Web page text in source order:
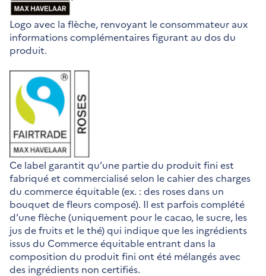
Logo avec la flèche, renvoyant le consommateur aux
informations complémentaires figurant au dos du
produit.
Ce label garantit qu’une partie du produit fini est
fabriqué et commercialisé selon le cahier des charges
du commerce équitable (ex. : des roses dans un
bouquet de fleurs composé). Il est parfois complété
d’une flèche (uniquement pour le cacao, le sucre, les
jus de fruits et le thé) qui indique que les ingrédients
issus du Commerce équitable entrant dans la
composition du produit fini ont été mélangés avec
des ingrédients non certifiés.